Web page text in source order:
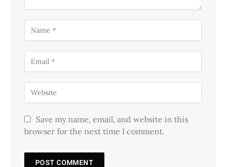
Save my name, email, and website in this
browser for the next time I comment.